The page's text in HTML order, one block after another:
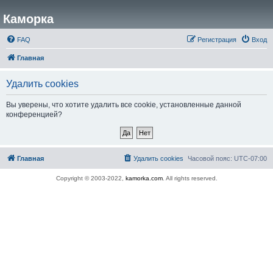
Каморка
FAQ Вход
Регистрация
Главная
Удалить cookies
Вы уверены, что хотите удалить все cookie, установленные данной
конференцией?
Главная Часовой пояс: UTC-07:00
Удалить cookies
Copyright © 2003-2022, kamorka.com. All rights reserved.